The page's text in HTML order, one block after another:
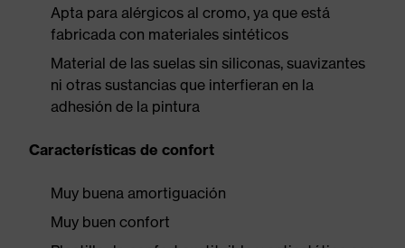
Apta para alérgicos al cromo, ya que está
fabricada con materiales sintéticos
Material de las suelas sin siliconas, suavizantes
ni otras sustancias que interfieran en la
adhesión de la pintura
Características de confort
Muy buena amortiguación
Muy buen confort